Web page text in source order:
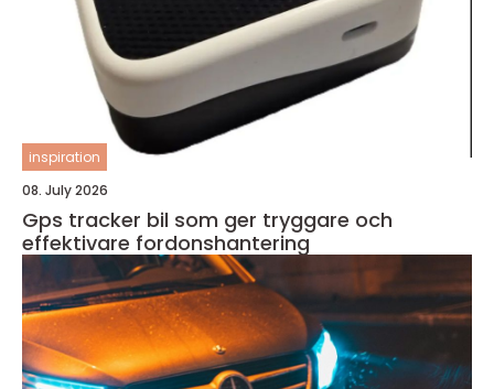
inspiration
08. July 2026
Gps tracker bil som ger tryggare och
effektivare fordonshantering